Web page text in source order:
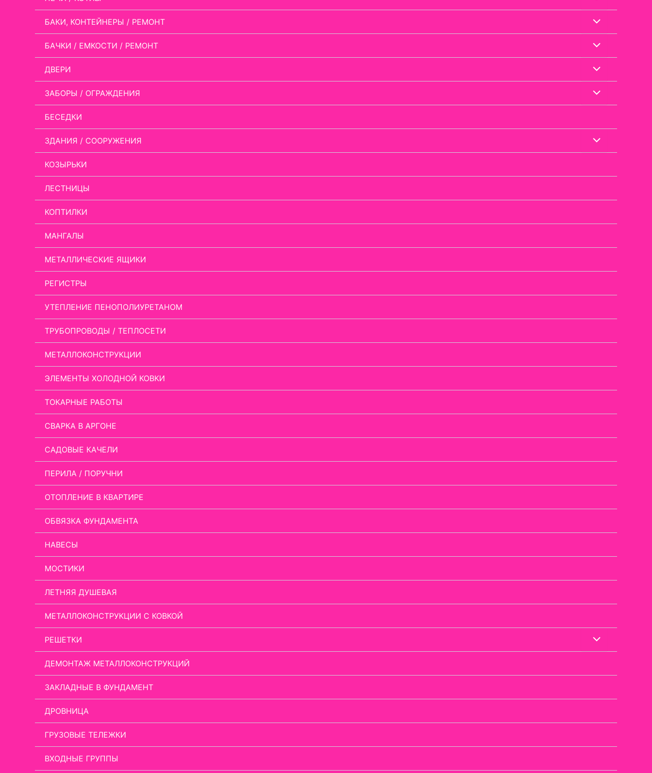
БАКИ, КОНТЕЙНЕРЫ / РЕМОНТ
БАЧКИ / ЕМКОСТИ / РЕМОНТ
ДВЕРИ
ЗАБОРЫ / ОГРАЖДЕНИЯ
БЕСЕДКИ
ЗДАНИЯ / СООРУЖЕНИЯ
КОЗЫРЬКИ
ЛЕСТНИЦЫ
КОПТИЛКИ
МАНГАЛЫ
МЕТАЛЛИЧЕСКИЕ ЯЩИКИ
РЕГИСТРЫ
УТЕПЛЕНИЕ ПЕНОПОЛИУРЕТАНОМ
ТРУБОПРОВОДЫ / ТЕПЛОСЕТИ
МЕТАЛЛОКОНСТРУКЦИИ
ЭЛЕМЕНТЫ ХОЛОДНОЙ КОВКИ
ТОКАРНЫЕ РАБОТЫ
СВАРКА В АРГОНЕ
САДОВЫЕ КАЧЕЛИ
ПЕРИЛА / ПОРУЧНИ
ОТОПЛЕНИЕ В КВАРТИРЕ
ОБВЯЗКА ФУНДАМЕНТА
НАВЕСЫ
МОСТИКИ
ЛЕТНЯЯ ДУШЕВАЯ
МЕТАЛЛОКОНСТРУКЦИИ С КОВКОЙ
РЕШЕТКИ
ДЕМОНТАЖ МЕТАЛЛОКОНСТРУКЦИЙ
ЗАКЛАДНЫЕ В ФУНДАМЕНТ
ДРОВНИЦА
ГРУЗОВЫЕ ТЕЛЕЖКИ
ВХОДНЫЕ ГРУППЫ